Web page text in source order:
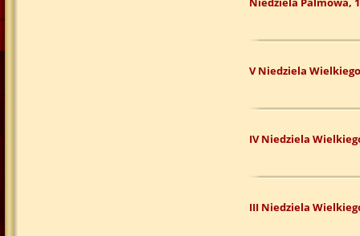
V Niedziela
IV Niedziela
III Niedziela